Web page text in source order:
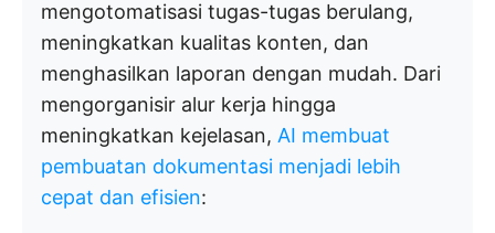
mengotomatisasi tugas-tugas berulang,
meningkatkan kualitas konten, dan
menghasilkan laporan dengan mudah. Dari
mengorganisir alur kerja hingga
meningkatkan kejelasan, AI membuat
pembuatan dokumentasi menjadi lebih
cepat dan efisien: